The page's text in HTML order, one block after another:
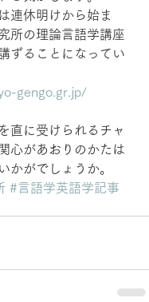
連休明けから始ま
所の理論言語学講座
ずることになってい
gengo.gr.jp/
直に受けられるチャ
心があおりのかたは
かがでしょうか。
#言語学英語学記事